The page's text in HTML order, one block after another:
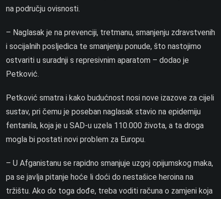
na području ovisnosti.
– Naglasak je na prevenciji, tretmanu, smanjenju zdravstvenih
i socijalnih posljedica te smanjenju ponude, što nastojimo
ostvariti u suradnji s represivnim aparatom – dodao je
Petković.
Petković smatra i kako budućnost nosi nove izazove za cijeli
sustav, pri čemu je poseban naglasak stavio na epidemiju
fentanila, koja je u SAD-u uzela 110.000 života, a ta droga
mogla bi postati novi problem za Europu.
– U Afganistanu se rapidno smanjuje uzgoj opijumskog maka,
pa se javlja pitanje hoće li doći do nestašice heroina na
tržištu. Ako do toga dođe, treba voditi računa o zamjeni koja